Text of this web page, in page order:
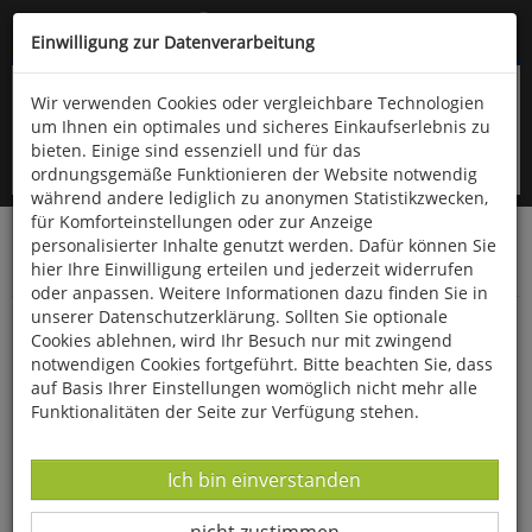
Kompletten Head der Seite überspringen
oder (06766) 9323-960
Startseite Bücher Downloads
Zeitschriften
SportPraxis
Sportunterricht:
Einwilligung zur Datenverarbeitung
Wir verwenden Cookies oder vergleichbare Technologien
um Ihnen ein optimales und sicheres Einkaufserlebnis zu
bieten. Einige sind essenziell und für das
ordnungsgemäße Funktionieren der Website notwendig
während andere lediglich zu anonymen Statistikzwecken,
für Komforteinstellungen oder zur Anzeige
personalisierter Inhalte genutzt werden. Dafür können Sie
hier Ihre Einwilligung erteilen und jederzeit widerrufen
oder anpassen. Weitere Informationen dazu finden Sie in
unserer Datenschutzerklärung. Sollten Sie optionale
Cookies ablehnen, wird Ihr Besuch nur mit zwingend
notwendigen Cookies fortgeführt. Bitte beachten Sie, dass
auf Basis Ihrer Einstellungen womöglich nicht mehr alle
Funktionalitäten der Seite zur Verfügung stehen.
Datenverarbeitung -
Ich bin einverstanden